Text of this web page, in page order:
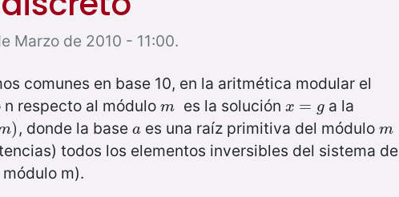
Marzo de 2010 - 11:00.
comunes en base 10, en la aritmética modular el
respecto al módulo m
m es la solución x = g
x=g
a la
) , donde la base a
aes una raíz primitiva del módulo m
m
todos los elementos inversibles del sistema de
m).